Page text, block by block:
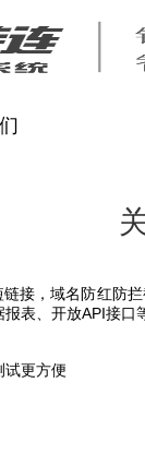
接，域名防红防
表、开放API接口
试更方便